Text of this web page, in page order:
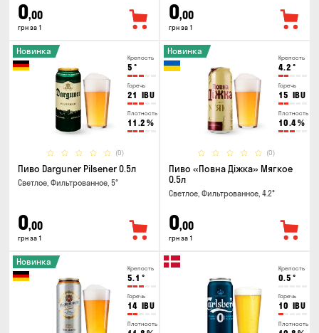
0,00
грн за 1
0,00
грн за 1
Крепость
5 °
Горечь
21 IBU
Плотность
11.2 %
(0)
Новинка
Пиво Darguner Pilsener 0.5л
Светлое, Фильтрованное, 5°
0,00
грн за 1
Крепость
4.2 °
Горечь
15 IBU
Плотность
10.4%
(0)
Новинка
Пиво «Повна Діжка» Мягкое
0.5л
Светлое, Фильтрованное, 4.2°
0,00
грн за 1
Крепость
5.1 °
Горечь
14 IBU
Плотность
Новинка
Крепость
0.5 °
Горечь
10 IBU
Плотность